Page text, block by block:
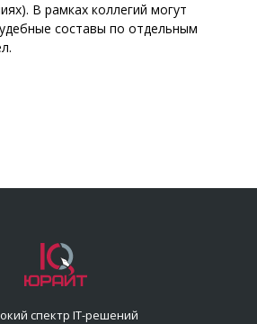
В рамках коллегий могут
составы по отдельным
спектр IT-решений